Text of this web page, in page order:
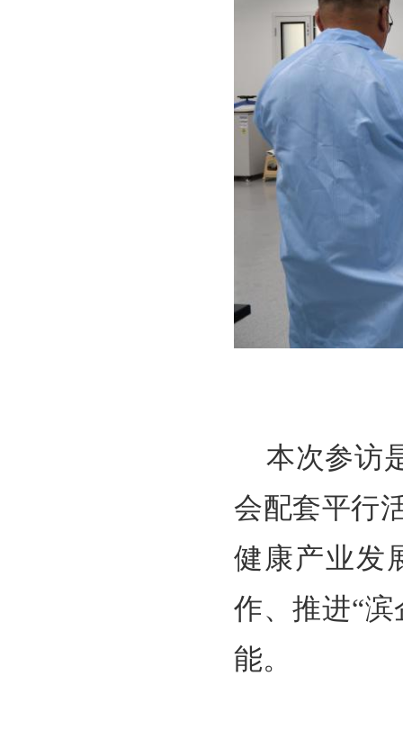
本次参访
会配套平行
健康产业发
作、推进“
能。